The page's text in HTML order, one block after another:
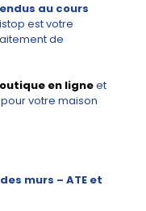
au cours
est votre
de
en ligneet
votre maison
murs – ATE et